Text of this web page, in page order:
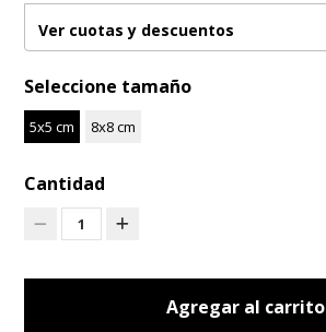
Ver cuotas y descuentos
Seleccione tamaño
5x5 cm 8x8 cm
Cantidad
1
Agregar al carrito